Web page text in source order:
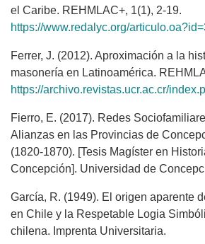
el Caribe. REHMLAC+, 1(1), 2-19.
https://www.redalyc.org/
Ferrer, J. (2012). Aproximación a la
masonería en Latinoamérica.
https://archivo.revistas.ucr.ac.cr/index.php/
Fierro, E. (2017). Redes
Alianzas en las Provincias de
(1820-1870). [Tesis Magíster en
Concepción]. Universidad de
García, R. (1949). El origen aparente
en Chile y la Respetable Logia
chilena. Imprenta Universitaria.